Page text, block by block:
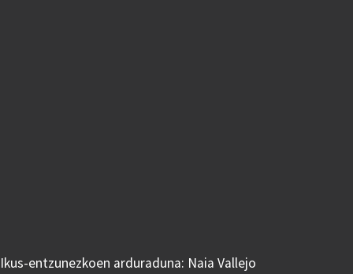
entzunezkoen arduraduna: Naia Vallejo